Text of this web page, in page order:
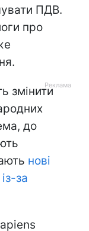
ПДВ.
про
змінити
до
нові
за